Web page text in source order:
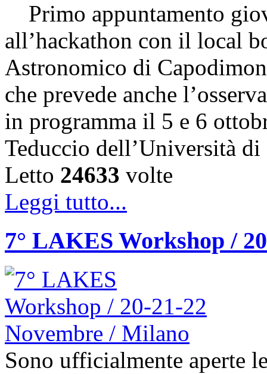
Primo appuntamento
all’hackathon con il local
Astronomico di
che prevede anche
in programma il 5 e 6
Teduccio dell’Università
Letto 24633 volte
Leggi tutto...
7° LAKES Workshop /
Sono ufficialmente aperte